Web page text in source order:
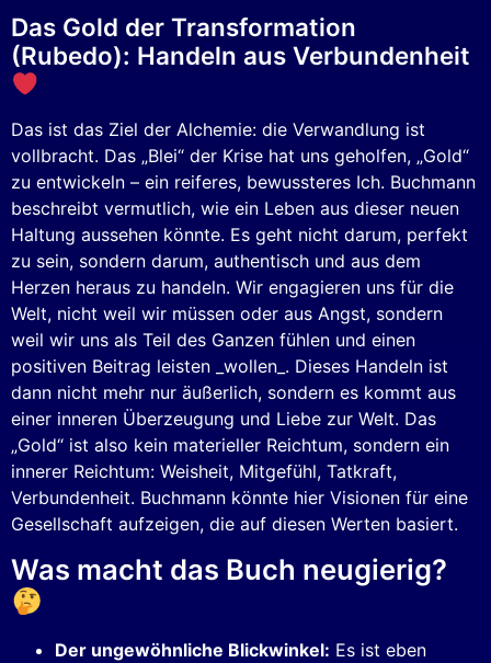
Das Gold der Transformation
(Rubedo): Handeln aus Verbundenheit
Das ist das Ziel der Alchemie: die Verwandlung ist
vollbracht. Das „Blei“ der Krise hat uns geholfen, „Gold“
zu entwickeln – ein reiferes, bewussteres Ich. Buchmann
beschreibt vermutlich, wie ein Leben aus dieser neuen
Haltung aussehen könnte. Es geht nicht darum, perfekt
zu sein, sondern darum, authentisch und aus dem
Herzen heraus zu handeln. Wir engagieren uns für die
Welt, nicht weil wir müssen oder aus Angst, sondern
weil wir uns als Teil des Ganzen fühlen und einen
positiven Beitrag leisten _wollen_. Dieses Handeln ist
dann nicht mehr nur äußerlich, sondern es kommt aus
einer inneren Überzeugung und Liebe zur Welt. Das
„Gold“ ist also kein materieller Reichtum, sondern ein
innerer Reichtum: Weisheit, Mitgefühl, Tatkraft,
Verbundenheit. Buchmann könnte hier Visionen für eine
Gesellschaft aufzeigen, die auf diesen Werten basiert.
Was macht das Buch neugierig?
Der ungewöhnliche Blickwinkel: Es ist eben